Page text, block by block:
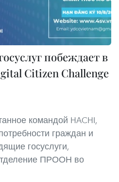
побеждает в
Citizen Challenge
командой HACHI,
граждан и
госуслуги,
ПРООН во